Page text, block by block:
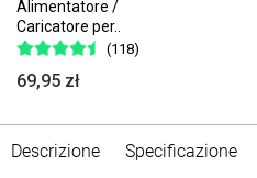
Alimentatore /
Caricatore per..
(118)
69,95 zł
Descrizione Specificazione